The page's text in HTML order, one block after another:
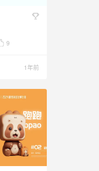
9
1年前